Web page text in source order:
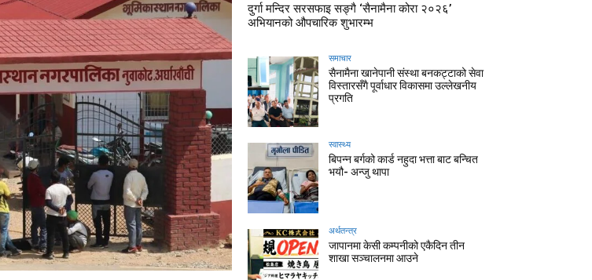
दुर्गा मन्दिर सरसफाइ सङ्गै ‘सैनामैना कोरा २०२६’
अभियानको औपचारिक शुभारम्भ
समाचार
सैनामैना खानेपानी संस्था बनकट्टाको सेवा
विस्तारसँगै पूर्वाधार विकासमा उल्लेखनीय
प्रगति
स्वास्थ्य
बिपन्न बर्गको कार्ड नहुदा भत्ता बाट बन्चित
भयौ- अन्जु थापा
अर्थतन्त्र
जापानमा केसी कम्पनीको एकैदिन तीन
शाखा सञ्चालनमा आउने